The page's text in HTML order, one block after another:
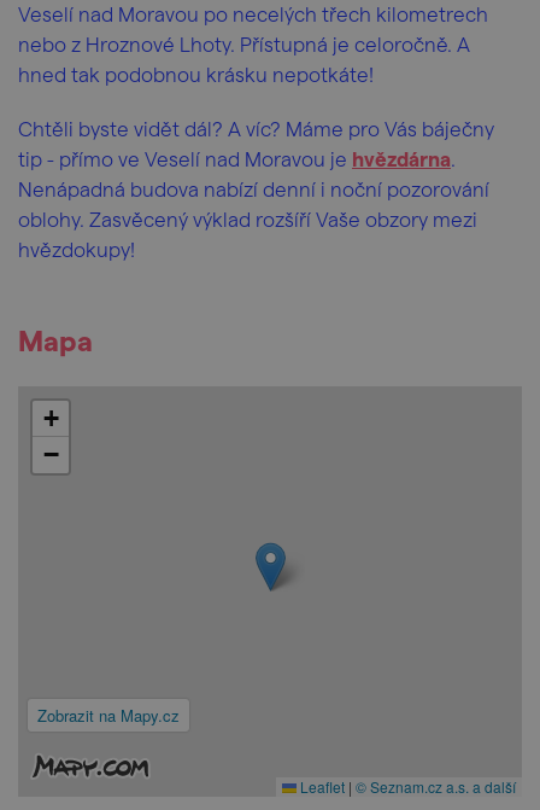
Veselí nad Moravou po necelých třech kilometrech
nebo z Hroznové Lhoty. Přístupná je celoročně. A
hned tak podobnou krásku nepotkáte!
Chtěli byste vidět dál? A víc? Máme pro Vás báječny
tip - přímo ve Veselí nad Moravou je hvězdárna.
Nenápadná budova nabízí denní i noční pozorování
oblohy. Zasvěcený výklad rozšíří Vaše obzory mezi
hvězdokupy!
Mapa
Zobrazit na Mapy.cz
+
−
Leaflet | © Seznam.cz a.s. a další